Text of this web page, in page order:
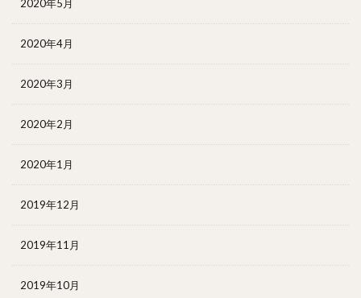
2020年5月
2020年4月
2020年3月
2020年2月
2020年1月
2019年12月
2019年11月
2019年10月